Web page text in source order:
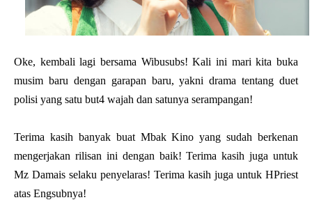
Oke, kembali lagi bersama Wibusubs! Kali ini mari kita buka
musim baru dengan garapan baru, yakni drama tentang duet
polisi yang satu but4 wajah dan satunya serampangan!
Terima kasih banyak buat Mbak Kino yang sudah berkenan
mengerjakan rilisan ini dengan baik! Terima kasih juga untuk
Mz Damais selaku penyelaras! Terima kasih juga untuk HPriest
atas Engsubnya!